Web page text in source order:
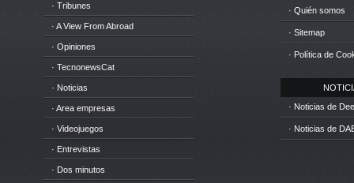
· Tribunes
· A View From Abroad
· Opiniones
· TecnonewsCat
· Noticias
· Area empresas
· Videojuegos
· Entrevistas
· Dos minutos
· Quién somos
· Sitemap
· Política de
· Noticias de
· Noticias de